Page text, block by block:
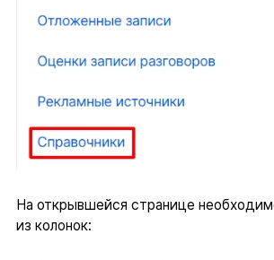
На открывшейся странице
из колонок: